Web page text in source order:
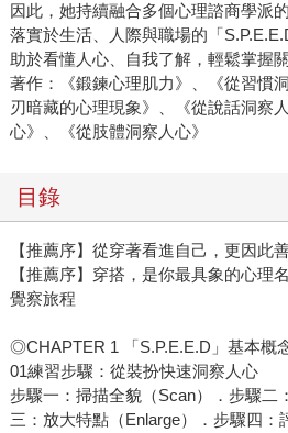
因此，她持續融合多個心理諮商學派
落實於生活、人際與職場的「
助於看懂人心、自我了解，輕鬆掌握
著作：《鍛鍊心理肌力》、《從習慣
刃暗藏的心理現象》、《從說話洞察
心》、《從肢體洞察人心》
目錄
【推薦序】從穿著看進自己，更因此
【推薦序】穿搭，是你最具象的心理
覺察旅程
◎CHAPTER 1 「S.P.E.E.D」基本概
01練習步驟：從裝扮快速洞察人心
步驟一：掃描全貌（Scan）．步驟二
三：放大特點（Enlarge）．步驟四：